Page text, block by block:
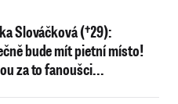
Slováčková (†29):
bude mít pietní místo!
za to fanoušci...